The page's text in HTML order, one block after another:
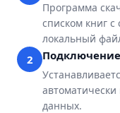
Программа
списком книг
локальный
2
автоматически
данных.